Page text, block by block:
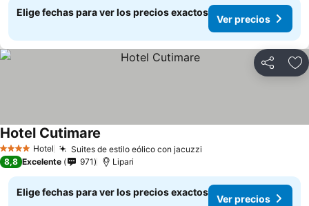
Elige fechas para ver los precios exactos
Ver precios
Compartir
4 EstrellasHotel Suites de estilo eólico con jacuzzi
Hotel Cutimare
8,8 Excelente 971 Lipari
Elige fechas para ver los precios exactos
Ver precios